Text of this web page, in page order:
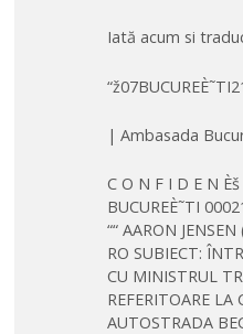
Iată acum si
| Ambasada
C O N F I D E N
BUCUREÈ˜TI
““ AARON
RO SUBIECT:
CU MINISTRUL
REFERITOARE
AUTOSTRADA